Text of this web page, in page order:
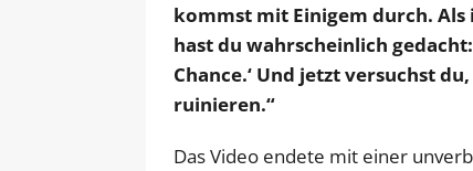
kommst mit Einigem durch. Als
hast du wahrscheinlich
Chance.‘ Und jetzt versuchst
ruinieren.“
Das Video endete mit einer